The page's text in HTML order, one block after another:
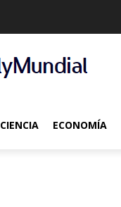
CIENCIA ECONOMÍA